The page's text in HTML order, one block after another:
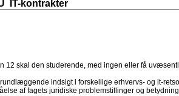
IT-kontrakter
12 skal den studerende, med ingen eller få
indsigt i forskellige erhvervs- og it-
af fagets juridiske problemstillinger og